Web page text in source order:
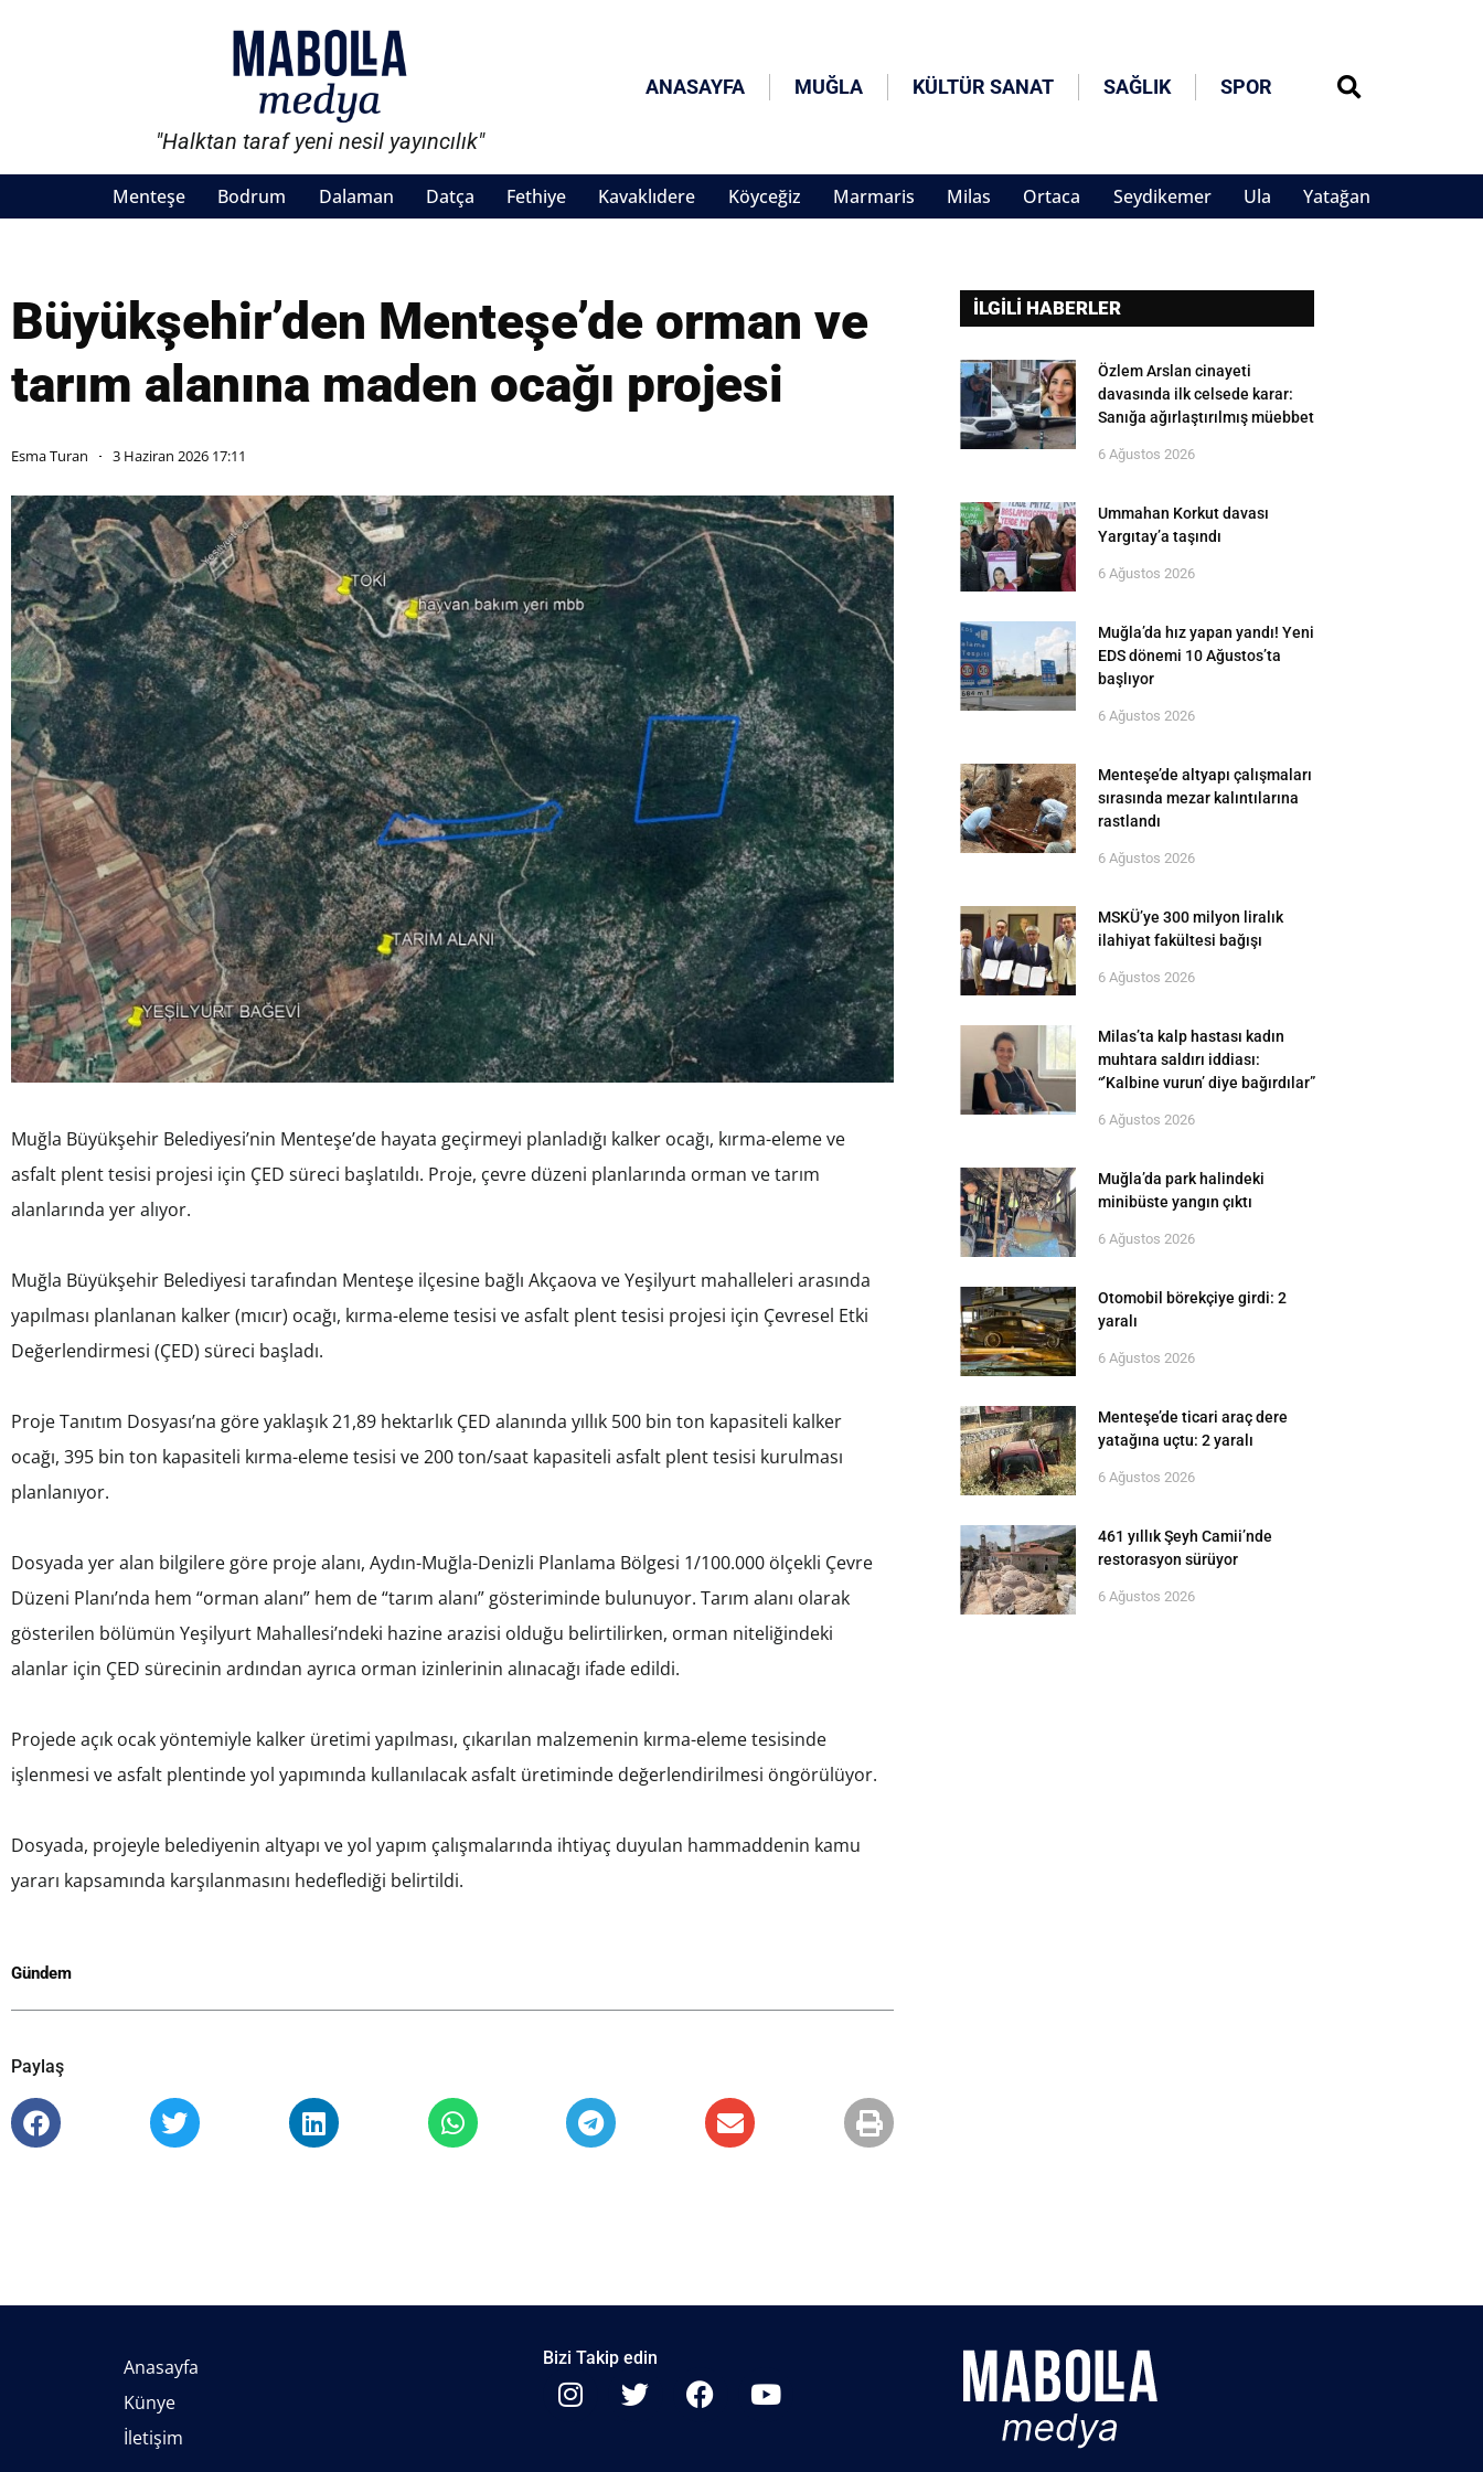
"Halktan taraf yeni nesil yayıncılık"
ANASAYFA MUĞLA KÜLTÜR SANAT SAĞLIK SPOR
Menteşe Bodrum Dalaman Datça Fethiye Kavaklıdere Köyceğiz Marmaris Milas Ortaca Seydikemer Ula Yatağan
Büyükşehir’den Menteşe’de orman ve
tarım alanına maden ocağı projesi
Esma Turan 3 Haziran 2026 17:11
Muğla Büyükşehir Belediyesi’nin Menteşe’de hayata geçirmeyi planladığı kalker ocağı, kırma-eleme ve
asfalt plent tesisi projesi için ÇED süreci başlatıldı. Proje, çevre düzeni planlarında orman ve tarım
alanlarında yer alıyor.
Muğla Büyükşehir Belediyesi tarafından Menteşe ilçesine bağlı Akçaova ve Yeşilyurt mahalleleri arasında
yapılması planlanan kalker (mıcır) ocağı, kırma-eleme tesisi ve asfalt plent tesisi projesi için Çevresel Etki
Değerlendirmesi (ÇED) süreci başladı.
Proje Tanıtım Dosyası’na göre yaklaşık 21,89 hektarlık ÇED alanında yıllık 500 bin ton kapasiteli kalker
ocağı, 395 bin ton kapasiteli kırma-eleme tesisi ve 200 ton/saat kapasiteli asfalt plent tesisi kurulması
planlanıyor.
Dosyada yer alan bilgilere göre proje alanı, Aydın-Muğla-Denizli Planlama Bölgesi 1/100.000 ölçekli Çevre
Düzeni Planı’nda hem “orman alanı” hem de “tarım alanı” gösteriminde bulunuyor. Tarım alanı olarak
gösterilen bölümün Yeşilyurt Mahallesi’ndeki hazine arazisi olduğu belirtilirken, orman niteliğindeki
alanlar için ÇED sürecinin ardından ayrıca orman izinlerinin alınacağı ifade edildi.
Projede açık ocak yöntemiyle kalker üretimi yapılması, çıkarılan malzemenin kırma-eleme tesisinde
işlenmesi ve asfalt plentinde yol yapımında kullanılacak asfalt üretiminde değerlendirilmesi öngörülüyor.
Dosyada, projeyle belediyenin altyapı ve yol yapım çalışmalarında ihtiyaç duyulan hammaddenin kamu
yararı kapsamında karşılanmasını hedeflediği belirtildi.
Gündem
Paylaş
İLGİLİ HABERLER
Özlem Arslan cinayeti
davasında ilk celsede karar:
Sanığa ağırlaştırılmış müebbet
6 Ağustos 2026
Ummahan Korkut davası
Yargıtay’a taşındı
6 Ağustos 2026
Muğla’da hız yapan yandı! Yeni
EDS dönemi 10 Ağustos’ta
başlıyor
6 Ağustos 2026
Menteşe’de altyapı çalışmaları
sırasında mezar kalıntılarına
rastlandı
6 Ağustos 2026
MSKÜ’ye 300 milyon liralık
ilahiyat fakültesi bağışı
6 Ağustos 2026
Milas’ta kalp hastası kadın
muhtara saldırı iddiası:
“’Kalbine vurun’ diye bağırdılar”
6 Ağustos 2026
Muğla’da park halindeki
minibüste yangın çıktı
6 Ağustos 2026
Otomobil börekçiye girdi: 2
yaralı
6 Ağustos 2026
Menteşe’de ticari araç dere
yatağına uçtu: 2 yaralı
6 Ağustos 2026
461 yıllık Şeyh Camii’nde
restorasyon sürüyor
6 Ağustos 2026
Anasayfa
Künye
İletişim
Bizi Takip edin